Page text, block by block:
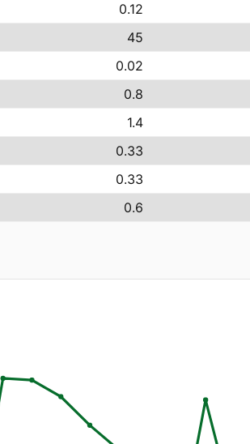
0.12
45
0.02
0.8
1.4
0.33
0.33
0.6